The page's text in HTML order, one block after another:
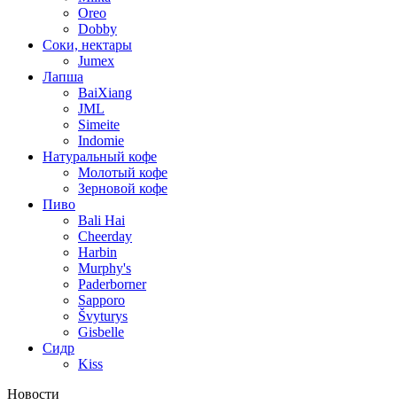
Oreo
Dobby
Соки, нектары
Jumex
Лапша
BaiXiang
JML
Simeite
Indomie
Натуральный кофе
Молотый кофе
Зерновой кофе
Пиво
Bali Hai
Cheerday
Harbin
Murphy's
Paderborner
Sapporo
Švyturys
Gisbelle
Сидр
Kiss
Новости